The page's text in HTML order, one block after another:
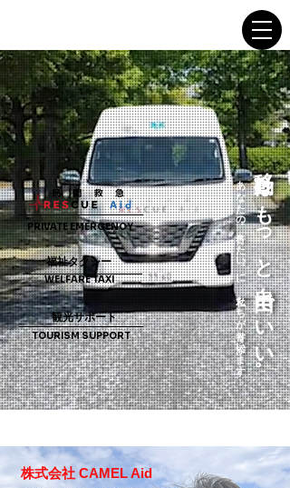
PRIVATE EMERGENCY
福祉タクシー
WELFARE TAXI
観光サポート
TOURISM SUPPORT あなたの“行きたい”に、私たちが寄り添います。移動はもっと自由でいい。
株式会社 CAMEL Aid